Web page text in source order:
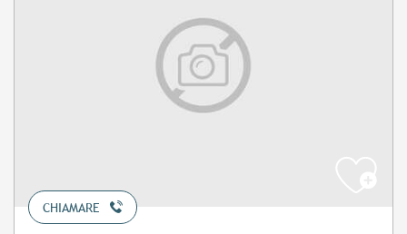
CHIAMARE